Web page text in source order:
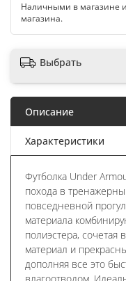
Наличными в магазине
магазина.
Выбрать
Описание
Характеристики
Футболка Under
похода в
повседневной
материала
полиэстера,
материал и
дополняя все это